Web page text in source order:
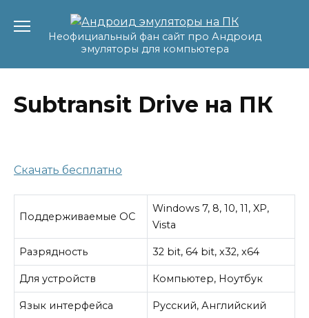
содержаниюНеофициальный фан сайт про Андроид
эмуляторы для компьютера
Subtransit Drive на ПК
Скачать бесплатно
Поддерживаемые ОС
Windows 7, 8, 10, 11, XP,
Vista
Разрядность 32 bit, 64 bit, x32, x64
Для устройств Компьютер, Ноутбук
Язык интерфейса Русский, Английский